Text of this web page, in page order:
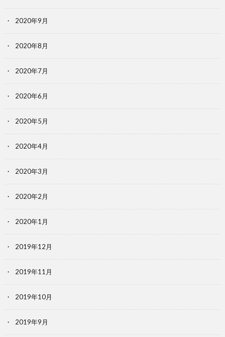
2020年9月
2020年8月
2020年7月
2020年6月
2020年5月
2020年4月
2020年3月
2020年2月
2020年1月
2019年12月
2019年11月
2019年10月
2019年9月